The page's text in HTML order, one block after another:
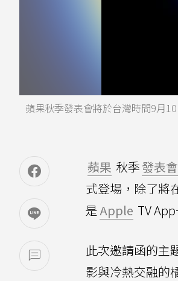
蘋果秋季發表會將於台灣時間9月
蘋果 秋季發表會
式登場，除了將
是Apple TV
此次邀請函的主
影與冷熱交融的